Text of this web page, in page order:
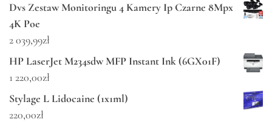
Dvs Zestaw Monitoringu 4 Kamery Ip Czarne 8Mpx
4K Poe
2 039,99zł
HP LaserJet M234sdw MFP Instant Ink (6GX01F)
1 220,00zł
Stylage L Lidocaine (1x1ml)
220,00zł